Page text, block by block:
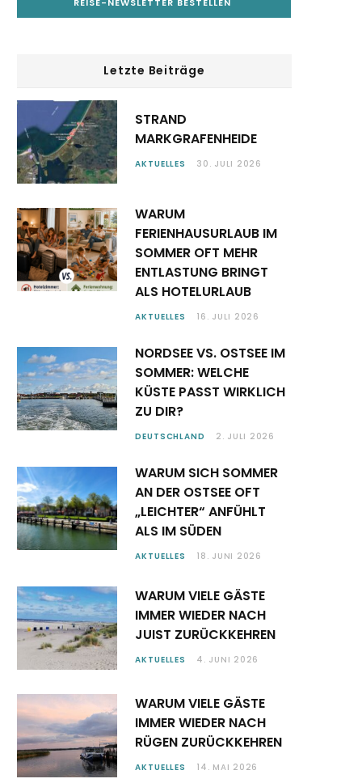
Letzte Beiträge
STRAND
MARKGRAFENHEIDE
AKTUELLES 30. JULI 2026
WARUM
FERIENHAUSURLAUB IM
SOMMER OFT MEHR
ENTLASTUNG BRINGT
ALS HOTELURLAUB
AKTUELLES 16. JULI 2026
NORDSEE VS. OSTSEE IM
SOMMER: WELCHE
KÜSTE PASST WIRKLICH
ZU DIR?
DEUTSCHLAND 2. JULI 2026
WARUM SICH SOMMER
AN DER OSTSEE OFT
„LEICHTER“ ANFÜHLT
ALS IM SÜDEN
AKTUELLES 18. JUNI 2026
WARUM VIELE GÄSTE
IMMER WIEDER NACH
JUIST ZURÜCKKEHREN
AKTUELLES 4. JUNI 2026
WARUM VIELE GÄSTE
IMMER WIEDER NACH
RÜGEN ZURÜCKKEHREN
AKTUELLES 14. MAI 2026